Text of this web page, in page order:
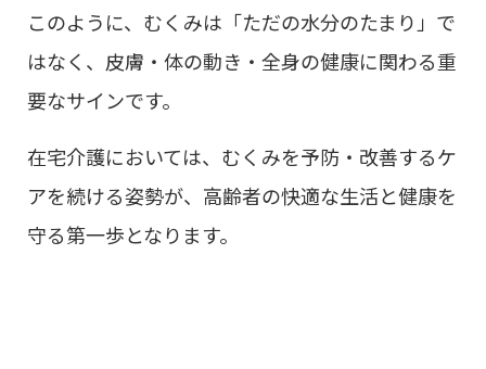
このように、むくみは「ただの水分のたまり」で
はなく、皮膚・体の動き・全身の健康に関わる重
要なサインです。
在宅介護においては、むくみを予防・改善するケ
アを続ける姿勢が、高齢者の快適な生活と健康を
守る第一歩となります。